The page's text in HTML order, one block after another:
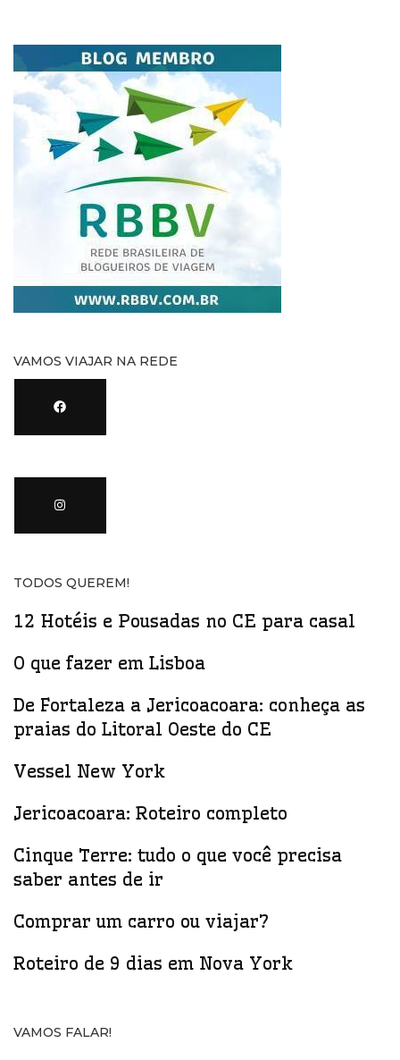
VAMOS VIAJAR NA REDE
TODOS QUEREM!
12 Hotéis e Pousadas no CE para casal
O que fazer em Lisboa
De Fortaleza a Jericoacoara: conheça as
praias do Litoral Oeste do CE
Vessel New York
Jericoacoara: Roteiro completo
Cinque Terre: tudo o que você precisa
saber antes de ir
Comprar um carro ou viajar?
Roteiro de 9 dias em Nova York
VAMOS FALAR!